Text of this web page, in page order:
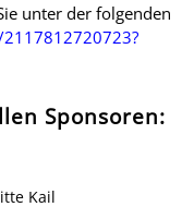
unter der folgenden
Sponsoren:
Kail